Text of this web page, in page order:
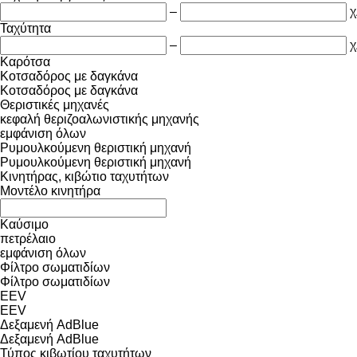
–
Ταχύτητα
–
Καρότσα
Κοτσαδόρος με δαγκάνα
Κοτσαδόρος με δαγκάνα
Θεριστικές μηχανές
κεφαλή θεριζοαλωνιστικής μηχανής
εμφάνιση όλων
Ρυμουλκούμενη θεριστική μηχανή
Ρυμουλκούμενη θεριστική μηχανή
Κινητήρας, κιβώτιο ταχυτήτων
Μοντέλο κινητήρα
Καύσιμο
πετρέλαιο
εμφάνιση όλων
Φίλτρο σωματιδίων
Φίλτρο σωματιδίων
EEV
EEV
Δεξαμενή AdBlue
Δεξαμενή AdBlue
Τύπος κιβωτίου ταχυτήτων